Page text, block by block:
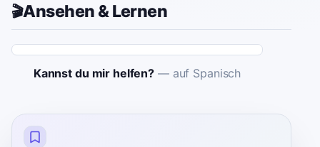
🎬Ansehen & Lernen
Kannst du mir helfen? — auf Spanisch